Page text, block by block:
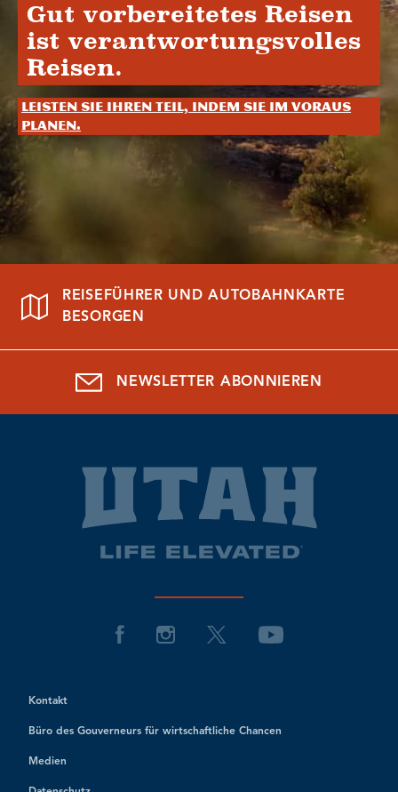
Gut vorbereitetes Reisen
ist verantwortungsvolles
Reisen.
Leisten Sie Ihren Teil, indem Sie im Voraus
planen.
REISEFÜHRER UND AUTOBAHNKARTE
BESORGEN
NEWSLETTER ABONNIEREN
Kontakt
Büro des Gouverneurs für wirtschaftliche Chancen
Medien